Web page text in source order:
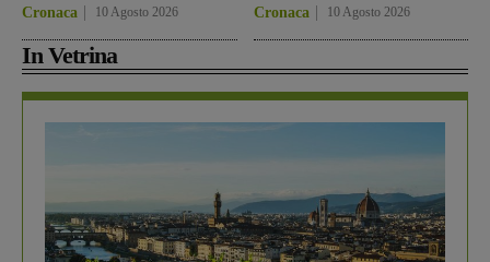
Cronaca 10 Agosto 2026 Cronaca 10 Agosto 2026
In Vetrina